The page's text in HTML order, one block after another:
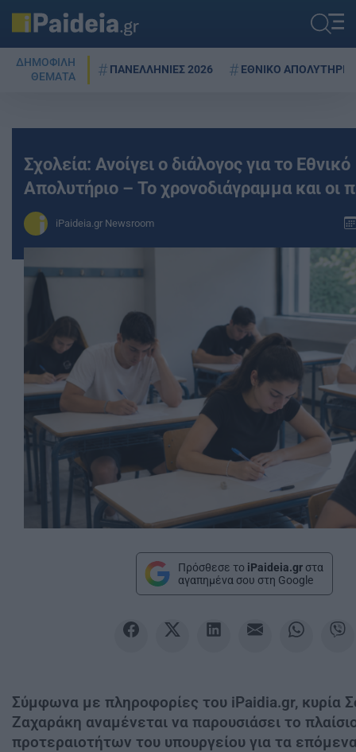
ΔΗΜΟΦΙΛΗ
ΘΕΜΑΤΑ
ΠΑΝΕΛΛΗΝΙΕΣ 2026 ΕΘΝΙΚΟ ΑΠΟΛΥΤΗΡΙΟ
Σχολεία: Ανοίγει ο διάλογος για το Εθνικό
Απολυτήριο – Το χρονοδιάγραμμα και οι
iPaideia.gr Newsroom
Πρόσθεσε το iPaideia.gr στα
αγαπημένα σου στη Google
Σύμφωνα με πληροφορίες του iPaidia.gr, κυρία
Ζαχαράκη αναμένεται να παρουσιάσει το
προτεραιοτήτων του υπουργείου για τα